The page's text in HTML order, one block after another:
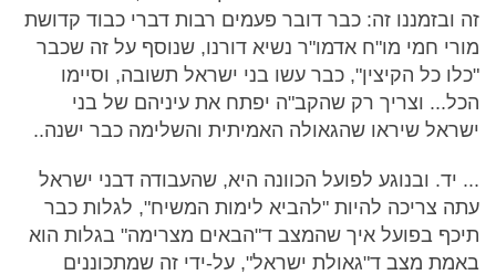
זה ובזמננו זה: כבר דובר פעמים רבות דברי כבוד קדושת
מורי חמי מו"ח אדמו"ר נשיא דורנו, שנוסף על זה שכבר
"כלו כל הקיצין", כבר עשו בני ישראל תשובה, וסיימו
הכל... וצריך רק שהקב"ה יפתח את עיניהם של בני
ישראל שיראו שהגאולה האמיתית והשלימה כבר ישנה..
... יד. ובנוגע לפועל הכוונה היא, שהעבודה דבני ישראל
עתה צריכה להיות "להביא לימות המשיח", לגלות כבר
תיכף בפועל איך שהמצב ד"הבאים מצרימה" בגלות הוא
באמת מצב ד"גאולת ישראל", על-ידי זה שמתכוננים